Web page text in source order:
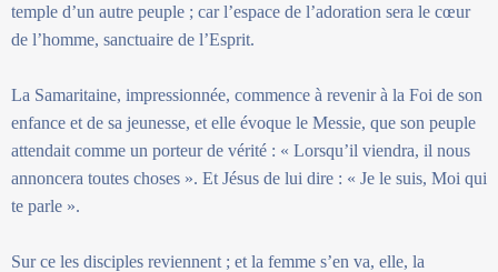
temple d’un autre peuple ; car l’espace de l’adoration sera le cœur
de l’homme, sanctuaire de l’Esprit.
La Samaritaine, impressionnée, commence à revenir à la Foi de son
enfance et de sa jeunesse, et elle évoque le Messie, que son peuple
attendait comme un porteur de vérité : « Lorsqu’il viendra, il nous
annoncera toutes choses ». Et Jésus de lui dire : « Je le suis, Moi qui
te parle ».
Sur ce les disciples reviennent ; et la femme s’en va, elle, la